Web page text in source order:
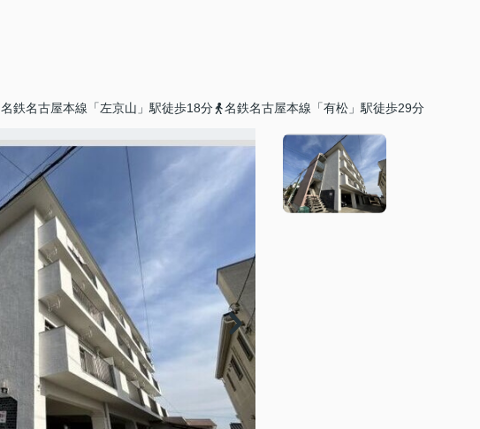
名鉄名古屋本線「左京山」駅徒歩18分 名鉄名古屋本線「有松」駅徒歩29分